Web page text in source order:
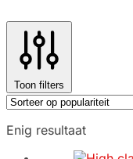
Toon filters
Enig resultaat